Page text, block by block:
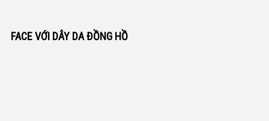
FACE VỚI DÂY DA ĐỒNG HỒ